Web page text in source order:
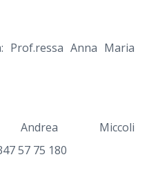
Prof.ressa Anna Maria
Andrea Miccoli
57 75 180